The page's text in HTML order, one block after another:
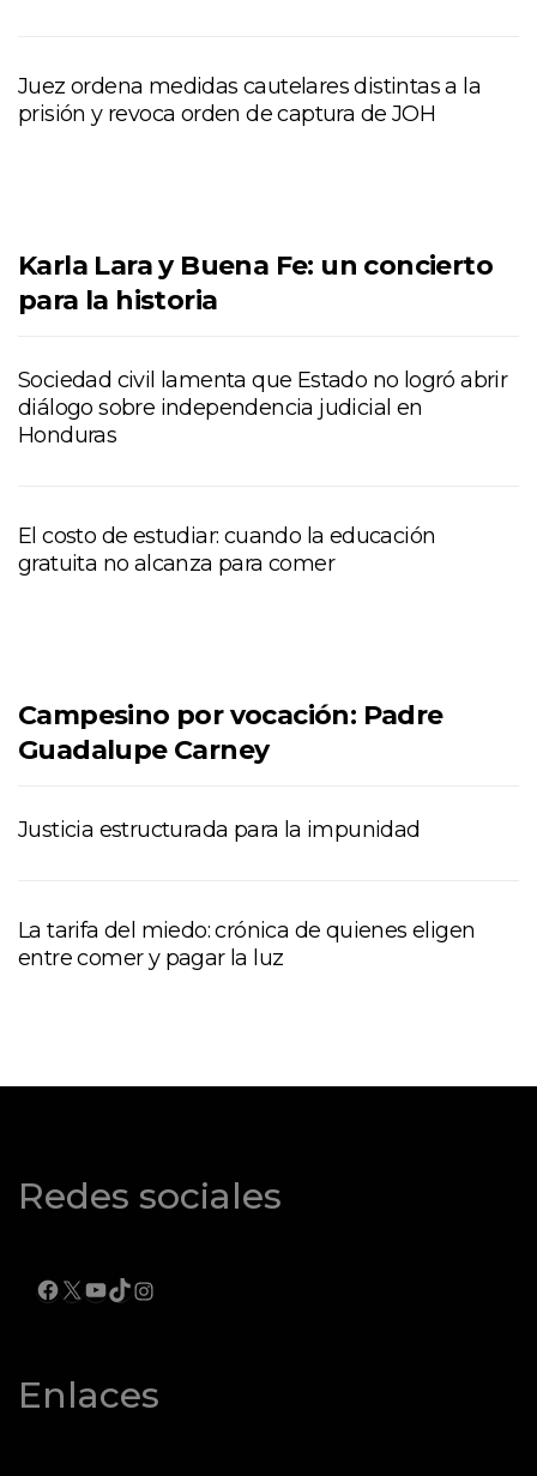
Juez ordena medidas cautelares distintas a la
prisión y revoca orden de captura de JOH
Karla Lara y Buena Fe: un concierto
para la historia
Sociedad civil lamenta que Estado no logró abrir
diálogo sobre independencia judicial en
Honduras
El costo de estudiar: cuando la educación
gratuita no alcanza para comer
Campesino por vocación: Padre
Guadalupe Carney
Justicia estructurada para la impunidad
La tarifa del miedo: crónica de quienes eligen
entre comer y pagar la luz
Redes sociales
FACEBOOK
X YOUTUBE
TIKTOK
INSTAGRAM
Enlaces